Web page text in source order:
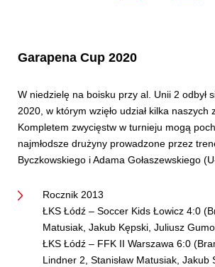
Garapena Cup 2020
W niedzielę na boisku przy al. Unii 2 odbył
2020, w którym wzięło udział kilka naszych
Kompletem zwycięstw w turnieju mogą
najmłodsze drużyny prowadzone przez
Byczkowskiego i Adama Gołaszewskiego
Rocznik 2013
ŁKS Łódź – Soccer Kids Łowicz 4:0
Matusiak, Jakub Kępski, Juliusz
ŁKS Łódź – FFK II Warszawa 6:0
Lindner 2, Stanisław Matusiak, Jakub